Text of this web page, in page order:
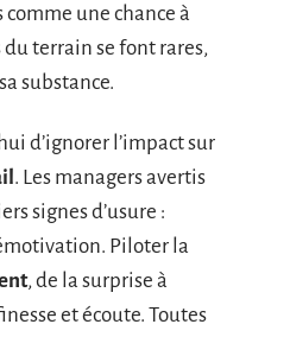
comme une chance à
du terrain se font rares,
substance.
d’ignorer l’impact sur
. Les managers avertis
signes d’usure :
Piloter la
, de la surprise à
et écoute. Toutes